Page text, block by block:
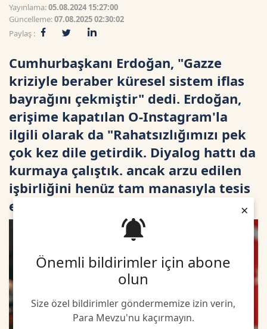
Önemli bildirimler için abone
olun
Size özel bildirimler göndermemize izin verin,
Para Mevzu'nu kaçırmayın.
×
Yayınlama:05.08.2024 15:27:00
Güncelleme:07.08.2025 02:30:02
Paylaş :
Cumhurbaşkanı Erdoğan, "Gazze
kriziyle beraber küresel sistem iflas
bayrağını çekmiştir" dedi. Erdoğan,
erişime kapatılan O-Instagram'la
ilgili olarak da "Rahatsızlığımızı pek
çok kez dile getirdik. Diyalog hattı da
kurmaya çalıştık. ancak arzu edilen
işbirliğini henüz tam manasıyla tesis
edemedik" ifadelerini kullandı